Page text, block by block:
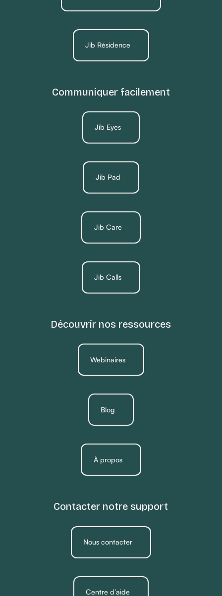
Jib Résidence
Communiquer facilement
Jib Eyes
Jib Pad
Jib Care
Jib Calls
Découvrir nos ressources
Webinaires
Blog
À propos
Contacter notre support
Nous contacter
Centre d’aide